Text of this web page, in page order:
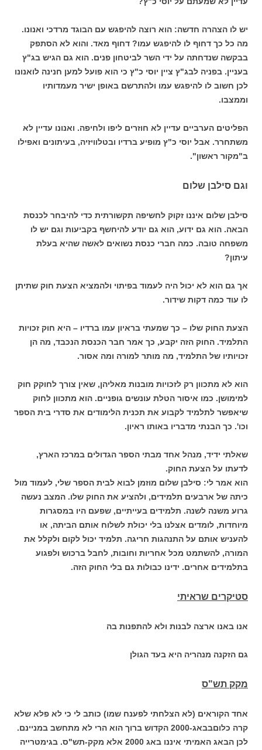
יש לו הצהרה חדשה: הוא רוצה להיפגש עם הבוגד מרדכי ואנונו.
מה כל כך דחוף לו להיפגש עמו? דחוף מאד. והוא לא הסתפק
בבקשה שנדחתה על ידי השר לביטחון פנים. הוא גם הגיש בג"ץ
בעניין. בפניה לבג"ץ ציין יוסי כ"ץ כי הוא פועל למען חנינה לואנונו
לכן חשוב לו להיפגש עמו ולהתרשם באופן ישיר מעמדותיו
וממצבו.
הפליטים הערביים עדיין לא חוזרים ליפו ולחיפה. ואנונו עדיין לא
משתחרר. אבל יוסי כ"ץ מופיע ברדיו ובטלוויזיה, בעיתונים ואפילו
ב"מקור ראשון".
וגם סילבן שלום
סילבן שלום איננו זקוק לחשיפה תקשורתית כדי להיבחר לכנסת
הבאה. הוא גם ידוע, הוא גם יודע להיחשף בקביעות וגם יש לו
משפחה טובה. כמה חברי כנסת נשואים לאשה שהיא בעלת
עיתון?
אך גם הוא לא יכול היה לעמוד בפיתוי ולהמציא הצעת חוק שתיתן
לו עוד כמה דקות שידור.
הצעת החוק שלו – כך שמעתי בראיון עמו ברדיו – היא חוק זכויות
התלמיד. החוק הזה יקבע, כך אמר חבר הכנסת הנכבד, מה הן
זכויותיו של התלמיד, מה מותר למורה ומה אסור.
הוא לא מתכוון רק לזכויות מובנות מאליהן, שאין צורך לחוקק חוק
למימושן. כמו איסור הטלת עונשים גופניים. הוא מתכוון לחוק
שיאפשר לתלמיד לקבוע את תכנית הלימודים את סדרי בית הספר
וכו'. כך הבנתי מדבריו באותו ראיון.
שאלתי ידיד, מנהל אחד מבתי הספר הגדולים במרכז הארץ,
לדעתו על הצעת החוק.
הוא אמר לי: סילבן שלום מוזמן לבוא לבית הספר שלי, לעמוד מול
כיתה של ארבעים תלמידים, ולהציע את החוק שלו. המצב נעשה
גרוע משנה לשנה. תלמידים בעייתיים, שפעם היו במסגרות
מיוחדות, לומדים אצלנו בלי יכולת לשלוח אותם הביתה, או
להעניש אותם על התנהגות חריגה. תלמיד יכול לקום ולקלל את
המורה, להשתמט מכל אחריות וחובות, לחבל ברכוש ולפגוע
בתלמידים אחרים. ידינו כבולות גם בלי החוק הזה.
סטיקרים שראיתי
אנו באנו ארצה לבנות ולא להתפנות בה
גם הזקנה מנהריה היא בעד הגולן
מקק תש"ס
אחד הקוראים (לא הצלחתי לפענח שמו) כותב לי כי לא פלא שלא
קרה כלוםבבאג-2000 הקדוש ברוך הוא הרי לא מתחשב במניינם.
לכן הבאג האמיתי איננו באג 2000 אלא מקק-תש"ס. בגימטרייה